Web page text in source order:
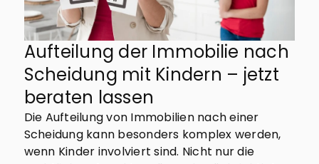
Aufteilung der Immobilie nach
Scheidung mit Kindern – jetzt
beraten lassen
Die Aufteilung von Immobilien nach einer
Scheidung kann besonders komplex werden,
wenn Kinder involviert sind. Nicht nur die